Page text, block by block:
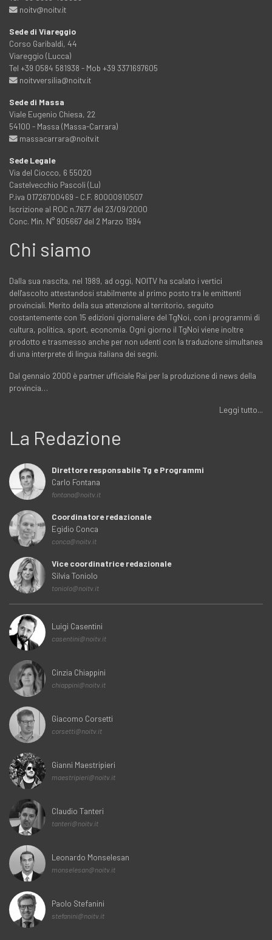
noitv@noitv.it
Sede di Viareggio
Corso Garibaldi, 44
Viareggio (Lucca)
Tel +39 0584 581938 - Mob +39 3371697605
noitvversilia@noitv.it
Sede di Massa
Viale Eugenio Chiesa, 22
54100 - Massa (Massa-Carrara)
massacarrara@noitv.it
Sede Legale
Via del Ciocco, 6 55020
Castelvecchio Pascoli (Lu)
P.iva 01726700469 - C.F. 80000910507
Iscrizione al ROC n.7677 del 23/09/2000
Conc. Min. N° 905667 del 2 Marzo 1994
Chi siamo
Dalla sua nascita, nel 1989, ad oggi, NOITV ha scalato i vertici
dell'ascolto attestandosi stabilmente al primo posto tra le emittenti
provinciali. Merito della sua attenzione al territorio, seguito
costantemente con 15 edizioni giornaliere del TgNoi, con i programmi di
cultura, politica, sport, economia. Ogni giorno il TgNoi viene inoltre
prodotto e trasmesso anche per non udenti con la traduzione simultanea
di una interprete di lingua italiana dei segni.
Dal gennaio 2000 è partner ufficiale Rai per la produzione di news della
provincia…
Leggi tutto...
La Redazione
Direttore responsabile Tg e Programmi
Carlo Fontana
fontana@noitv.it
Coordinatore redazionale
Egidio Conca
conca@noitv.it
Vice coordinatrice redazionale
Silvia Toniolo
toniolo@noitv.it
Luigi Casentini
casentini@noitv.it
Cinzia Chiappini
chiappini@noitv.it
Giacomo Corsetti
corsetti@noitv.it
Gianni Maestripieri
maestripieri@noitv.it
Claudio Tanteri
tanteri@noitv.it
Leonardo Monselesan
monselesan@noitv.it
Paolo Stefanini
stefanini@noitv.it